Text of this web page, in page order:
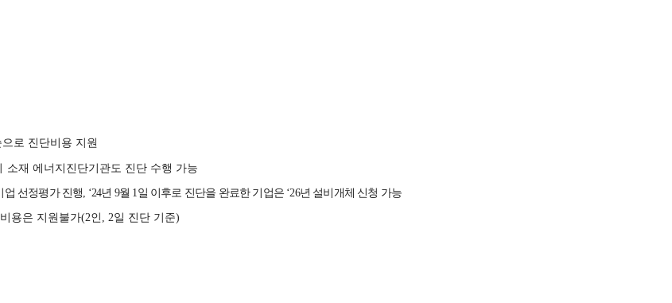
로 진단비용 지원
소재 에너 지진단기관도 진단 수행 가능
업 선정평가 진행, ‘24년 9월 1일 이후로 진단을 완료한 기업은 ‘26년 설비개체 신청 가능
용은 지원불가(2인 , 2일 진단 기준)